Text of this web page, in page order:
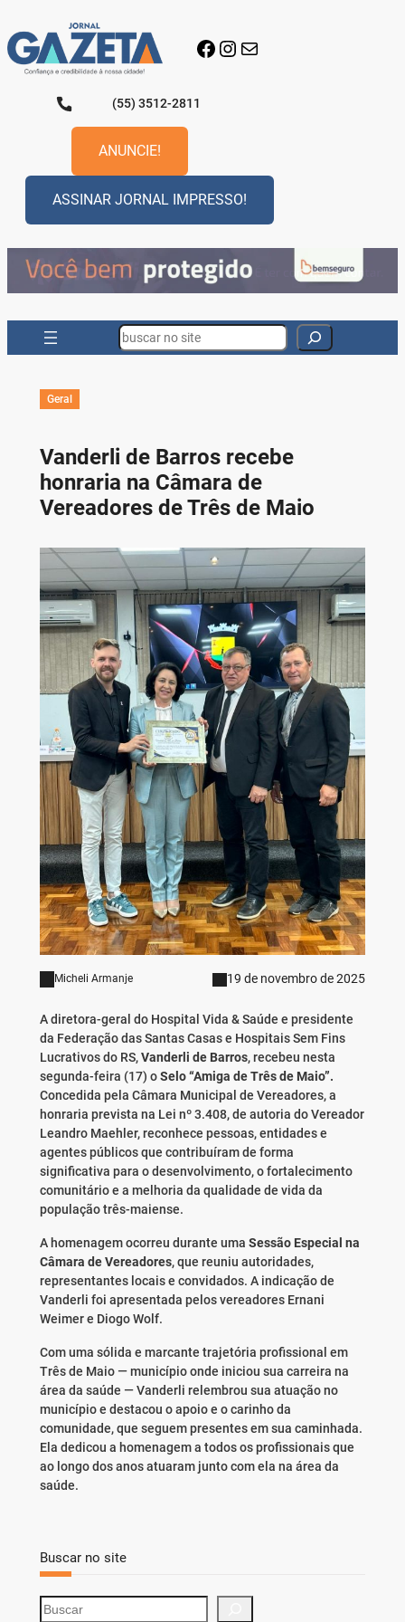
para
o
conteúdo
Facebook
Instagram
E-mail
(55) 3512-2811
ANUNCIE!
ASSINAR JORNAL IMPRESSO!
Search
Geral
Vanderli de Barros recebe
honraria na Câmara de
Vereadores de Três de Maio
Micheli Armanje 19 de novembro de 2025
A diretora-geral do Hospital Vida & Saúde e presidente
da Federação das Santas Casas e Hospitais Sem Fins
Lucrativos do RS,Vanderli de Barros, recebeu nesta
segunda-feira (17) oSelo “Amiga de Três de Maio”.
Concedida pela Câmara Municipal de Vereadores, a
honraria prevista na Lei nº 3.408, de autoria do Vereador
Leandro Maehler, reconhece pessoas, entidades e
agentes públicos que contribuíram de forma
significativa para o desenvolvimento, o fortalecimento
comunitário e a melhoria da qualidade de vida da
população três-maiense.
A homenagem ocorreu durante uma Sessão Especial na
Câmara de Vereadores, que reuniu autoridades,
representantes locais e convidados. A indicação de
Vanderli foi apresentada pelos vereadores Ernani
Weimer e Diogo Wolf.
Com uma sólida e marcante trajetória profissional em
Três de Maio — município onde iniciou sua carreira na
área da saúde — Vanderli relembrou sua atuação no
município e destacou o apoio e o carinho da
comunidade, que seguem presentes em sua caminhada.
Ela dedicou a homenagem a todos os profissionais que
ao longo dos anos atuaram junto com ela na área da
saúde.
Buscar no site
S